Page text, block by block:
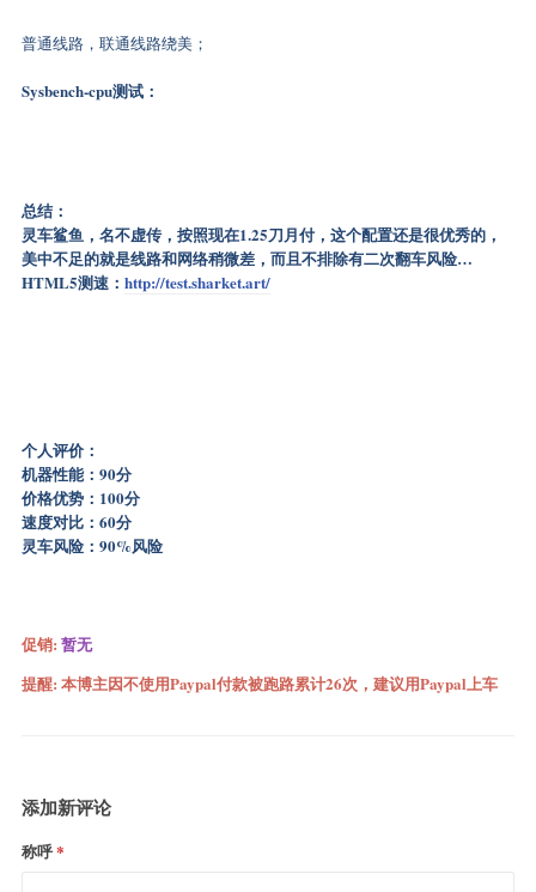
普通线路，联通线路绕美；
Sysbench-cpu测试：
总结：
灵车鲨鱼，名不虚传，按照现在1.25刀月付，这个配置还是很优秀的，
美中不足的就是线路和网络稍微差，而且不排除有二次翻车风险…
HTML5测速： http://test.sharket.art/
个人评价：
机器性能：90分
价格优势：100分
速度对比：60分
灵车风险：90%风险
促销: 暂无
提醒: 本博主因不使用Paypal付款被跑路累计26次，建议用Paypal上车
添加新评论
称呼